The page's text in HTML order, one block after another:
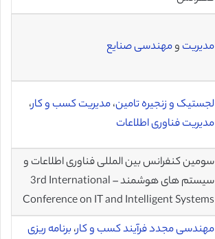
مدیریت ومهندسی صنایع
لجستیک و زنجیره تامین،مدیریت کسب و کار،
مدیریت فناوری اطلاعات
سومین کنفرانس بین المللی فناوری اطلاعات و
سیستم های هوشمند – 3rd International
Conference on IT and Intelligent Systems
مهندسی مجدد فرآیند کسب و کار،برنامه ریزی